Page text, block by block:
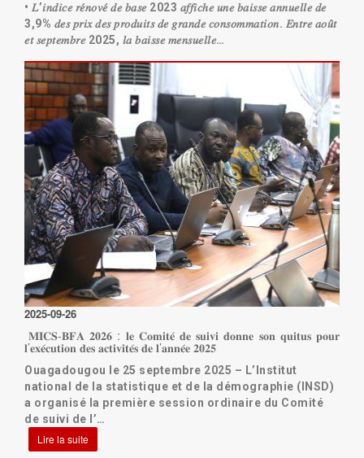
• 𝐿’𝑖𝑛𝑑𝑖𝑐𝑒 𝑟𝑒́𝑛𝑜𝑣𝑒́ 𝑑𝑒 𝑏𝑎𝑠𝑒 2023 𝑎𝑓𝑓𝑖𝑐ℎ𝑒 𝑢𝑛𝑒 𝑏𝑎𝑖𝑠𝑠𝑒 𝑎𝑛𝑛𝑢𝑒𝑙𝑙𝑒 𝑑𝑒
3,9% 𝑑𝑒𝑠 𝑝𝑟𝑖𝑥 𝑑𝑒𝑠 𝑝𝑟𝑜𝑑𝑢𝑖𝑡𝑠 𝑑𝑒 𝑔𝑟𝑎𝑛𝑑𝑒 𝑐𝑜𝑛𝑠𝑜𝑚𝑚𝑎𝑡𝑖𝑜𝑛. 𝐸𝑛𝑡𝑟𝑒 𝑎𝑜𝑢̂𝑡
𝑒𝑡 𝑠𝑒𝑝𝑡𝑒𝑚𝑏𝑟𝑒 2025, 𝑙𝑎 𝑏𝑎𝑖𝑠𝑠𝑒 𝑚𝑒𝑛𝑠𝑢𝑒𝑙𝑙𝑒…
Lire la suite
2025-09-26
𝐌𝐈𝐂𝐒-𝐁𝐅𝐀 𝟐𝟎𝟐𝟔 : 𝐥𝐞 𝐂𝐨𝐦𝐢𝐭𝐞́ 𝐝𝐞 𝐬𝐮𝐢𝐯𝐢 𝐝𝐨𝐧𝐧𝐞 𝐬𝐨𝐧 𝐪𝐮𝐢𝐭𝐮𝐬 𝐩𝐨𝐮𝐫
𝐥’𝐞𝐱𝐞́𝐜𝐮𝐭𝐢𝐨𝐧 𝐝𝐞𝐬 𝐚𝐜𝐭𝐢𝐯𝐢𝐭𝐞́𝐬 𝐝𝐞 𝐥’𝐚𝐧𝐧𝐞́𝐞 𝟐𝟎𝟐𝟓
Ouagadougou le 25 septembre 2025 – L’Institut
national de la statistique et de la démographie (INSD)
a organisé la première session ordinaire du Comité
de suivi de l’…
Lire la suite